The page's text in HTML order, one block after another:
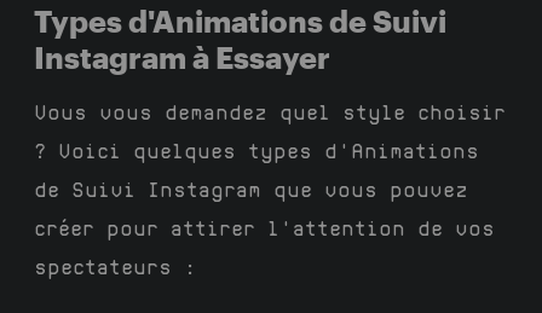
Types d'Animations de Suivi
Instagram à Essayer
Vous vous demandez quel style choisir
? Voici quelques types d'Animations
de Suivi Instagram que vous pouvez
créer pour attirer l'attention de vos
spectateurs :